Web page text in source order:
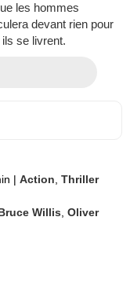
les hommes
devant rien pour
se livrent.
| Action ,Thriller
Willis ,Oliver